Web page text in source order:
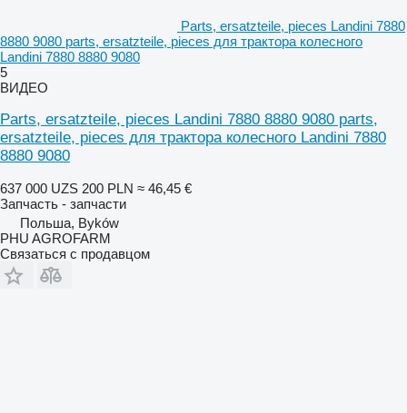
Parts, ersatzteile, pieces Landini 7880
8880 9080 parts, ersatzteile, pieces для трактора колесного
Landini 7880 8880 9080
5
ВИДЕО
Parts, ersatzteile, pieces Landini 7880 8880 9080 parts,
ersatzteile, pieces для трактора колесного Landini 7880
8880 9080
637 000 UZS 200 PLN ≈ 46,45 €
Запчасть - запчасти
Польша, Byków
PHU AGROFARM
Связаться с продавцом